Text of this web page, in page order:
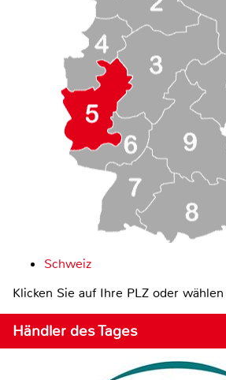
Schweiz
Klicken Sie auf Ihre PLZ oder
Händler des Tages